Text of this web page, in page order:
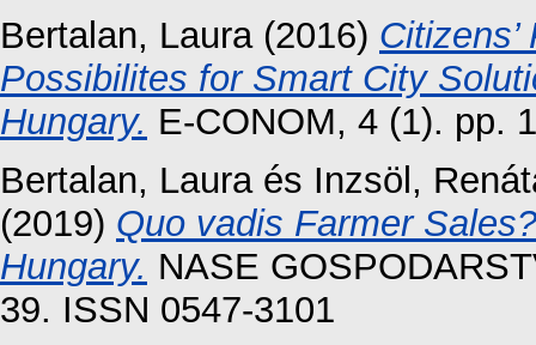
Bertalan, Laura(2016)
Possibilites for Smart City
Hungary. E-CONOM, 4 (1). pp.
Bertalan, Lauraés Inzsöl,
(2019) Quo vadis Farmer
Hungary. NASE
39. ISSN 0547-3101